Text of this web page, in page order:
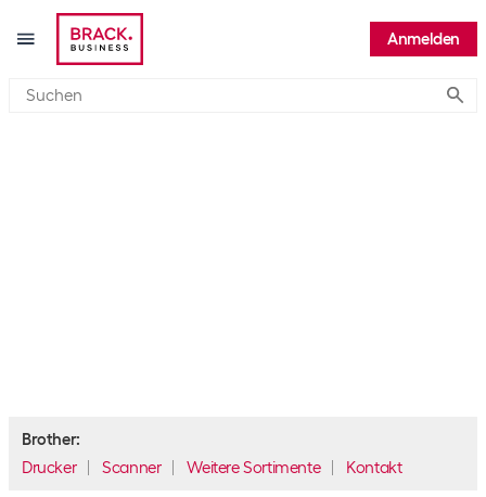
Anmelden
Brother
Drucker
Scanner Weitere Sortimente Kontakt